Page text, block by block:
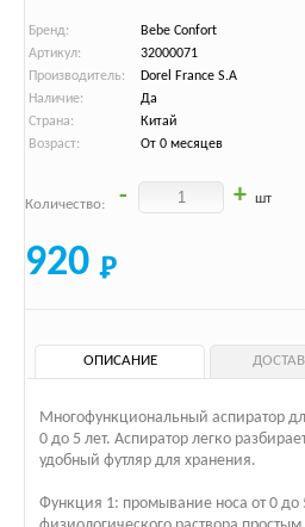
Бренд:
Bebe Confort
Артикул:
32000071
Производитель:
Dorel France S.A
Наличие:
Да
Страна:
Китай
Возраст:
От 0 месяцев
Количество: - + шт
920
ОПИСАНИЕ
Многофункциональный аспиратор
0 до 5 лет. Аспиратор легко
удобный футляр для хранения.
Функция 1: промывание носа от 0 до